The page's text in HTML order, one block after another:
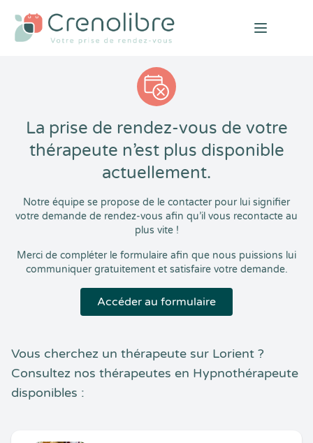
Open
La prise de rendez-vous de votre
thérapeute n’est plus disponible
actuellement.
Notre équipe se propose de le contacter pour lui signifier
votre demande de rendez-vous afin qu’il vous recontacte au
plus vite !
Merci de compléter le formulaire afin que nous puissions lui
communiquer gratuitement et satisfaire votre demande.
Accéder au formulaire
Vous cherchez un thérapeute sur Lorient ?
Consultez nos thérapeutes en Hypnothérapeute
disponibles :